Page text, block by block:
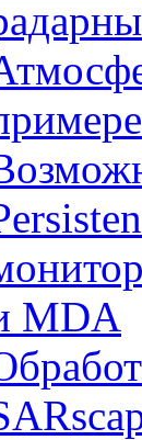
MDA